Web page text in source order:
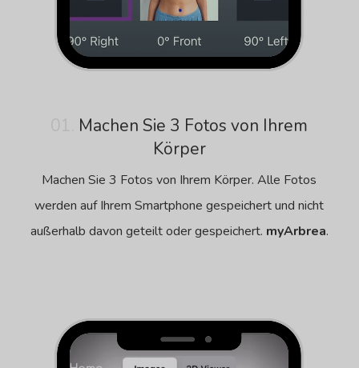
Machen Sie 3 Fotos von Ihrem
Körper
Machen Sie 3 Fotos von Ihrem Körper. Alle Fotos
werden auf Ihrem Smartphone gespeichert und nicht
außerhalb davon geteilt oder gespeichert. myArbrea.